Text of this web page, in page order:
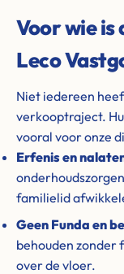
Voor wie
Leco
Niet iedereen
verkooptraject.
vooral voor onze
Erfenis en
familielid
Geen Funda en
behouden zonder
over de vloer.